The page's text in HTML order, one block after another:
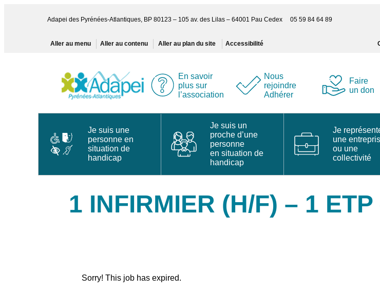
Adapei des Pyrénées-Atlantiques, BP 80123 – 105 av. des Lilas – 64001 Pau Cedex 05 59 84 64 89
Aller au menu Aller au contenu Aller au plan du site Accessibilité
En savoir
plus sur
l’association
Nous
rejoindre
Adhérer
Faire
un don
Je suis une
personne en
situation de
handicap
Je suis un
proche d’une
personne
en situation de
handicap
Je
une
ou une
collectivité
1 INFIRMIER (H/F) – 1 ETP
Sorry! This job has expired.